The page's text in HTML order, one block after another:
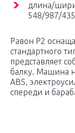
длина/
548/987/
Равон Р2
стандартного
представляет
балку. Машина
ABS,
спереди и